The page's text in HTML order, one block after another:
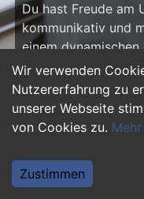
Wir verwenden
Nutzererfahrung zu
unserer Webseite
von Cookies zu.
Zustimmen
Du hast Freude am
kommunikativ und
einem
du aufvertriebler-
findest du
Einstiegsjobs im
Vertriebspositionen
Vertriebler und